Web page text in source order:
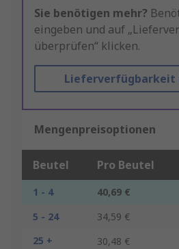
Sie benötigen mehr?
eingeben und auf
überprüfen“ klicken.
Lieferverfügbarkeit
Mengenpreisoptionen
Beutel Pro Beutel
1 - 4 40,69 €
5 - 24
34,59 €
25 +
30,48 €